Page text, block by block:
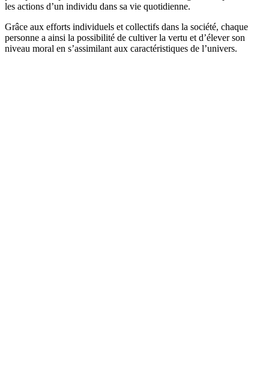
les actions d’un individu dans sa vie quotidienne.
Grâce aux efforts individuels et collectifs dans la société, chaque
personne a ainsi la possibilité de cultiver la vertu et d’élever son
niveau moral en s’assimilant aux caractéristiques de l’univers.